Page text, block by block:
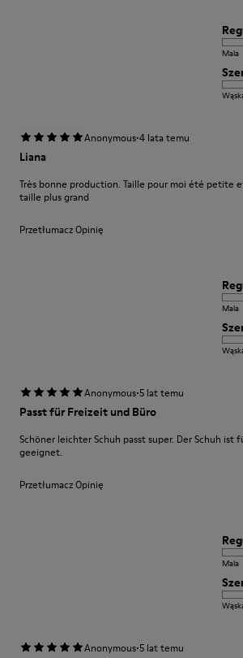
Mala
Anonymous·4 lata temu
Liana
Très bonne production. Taille pour moi été petite
taille plus grand
Przetłumacz Opinię
Mala
Anonymous·5 lat temu
Passt für Freizeit und Büro
Schöner leichter Schuh passt super. Der Schuh ist
geeignet.
Przetłumacz Opinię
Mala
Anonymous·5 lat temu